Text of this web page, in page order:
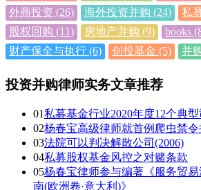
外商投资 (26) 海外投资并购 (24) 私
股权回购 (11) 房地产并购 (9) books
财产保全与执行 (6) 创投基金 (5) 并
投资并购律师实务文章推荐
01私募基金行业2020年度12个典型
02杨春宝高级律师就首例爬虫禁令
03法院可以判决解散公司(2006)
04私募股权基金风控之对赌条款
05杨春宝律师参与编著《服务贸
南(欧洲卷·意大利)》